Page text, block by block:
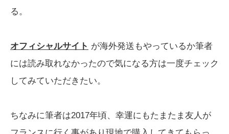
る。
オフィシャルサイト が海外発送もやっているか筆者
には読み取れなかったので気になる方は一度チェック
してみていただきたい。
ちなみに筆者は2017年頃、幸運にもたまたま友人が